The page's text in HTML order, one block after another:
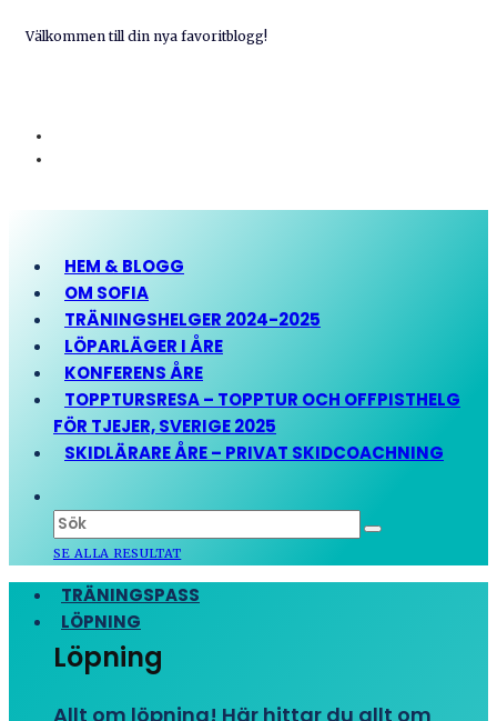
Välkommen till din nya favoritblogg!
HEM & BLOGG
OM SOFIA
TRÄNINGSHELGER 2024-2025
LÖPARLÄGER I ÅRE
KONFERENS ÅRE
TOPPTURSRESA – TOPPTUR OCH OFFPISTHELG
FÖR TJEJER, SVERIGE 2025
SKIDLÄRARE ÅRE – PRIVAT SKIDCOACHNING
SE ALLA RESULTAT
TRÄNINGSPASS
LÖPNING
Löpning
Allt om löpning! Här hittar du allt om